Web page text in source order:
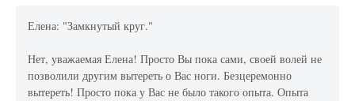
Елена: "Замкнутый круг."
Нет, уважаемая Елена! Просто Вы пока сами, своей волей не
позволили другим вытереть о Вас ноги. Безцеремонно
вытереть! Просто пока у Вас не было такого опыта. Опыта